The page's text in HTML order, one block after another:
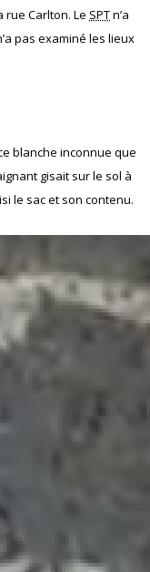
rue Carlton. Le SPTn’a
pas examiné les lieux
blanche inconnue que
gisait sur le sol à
le sac et son contenu.